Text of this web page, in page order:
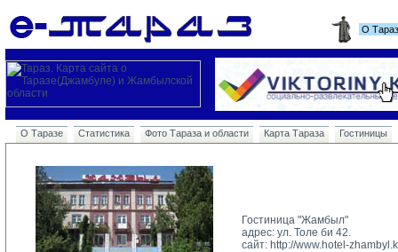
О
О Таразе Статистика Фото Тараза и области Карта Тараза Гостиницы
Гостиница "Жамбыл"
адрес: ул. Толе би 42.
сайт: http://www.hotel-